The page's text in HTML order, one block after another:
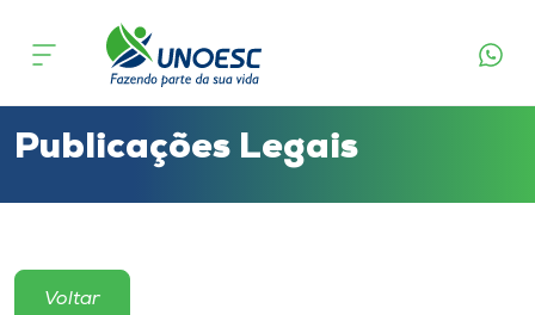
Cursos
Atendimento ao Estudante
Publicações Legais
Voltar